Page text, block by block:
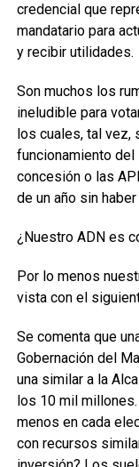
credencial que
mandatario para
y recibir utilidades.
Son muchos los
ineludible para
los cuales, tal vez,
funcionamiento del
concesión o las
de un año sin
¿Nuestro ADN es
Por lo menos
vista con el
Se comenta que
Gobernación del
una similar a la
los 10 mil
menos en cada
con recursos